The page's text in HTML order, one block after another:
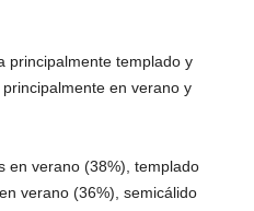
principalmente templado y
en verano y
en verano (38%), templado
verano (36%), semicálido